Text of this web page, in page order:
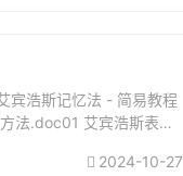
宾浩斯记忆法 - 简易教程
法.doc01 艾宾浩斯表格
2024-10-27